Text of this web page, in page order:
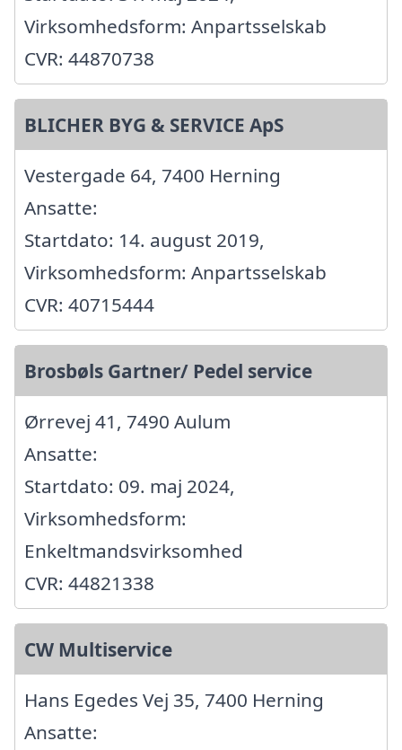
Virksomhedsform: Anpartsselskab
CVR: 44870738
BLICHER BYG & SERVICE ApS
Vestergade 64, 7400 Herning
Ansatte:
Startdato: 14. august 2019,
Virksomhedsform: Anpartsselskab
CVR: 40715444
Brosbøls Gartner/ Pedel service
Ørrevej 41, 7490 Aulum
Ansatte:
Startdato: 09. maj 2024,
Virksomhedsform:
Enkeltmandsvirksomhed
CVR: 44821338
CW Multiservice
Hans Egedes Vej 35, 7400 Herning
Ansatte: